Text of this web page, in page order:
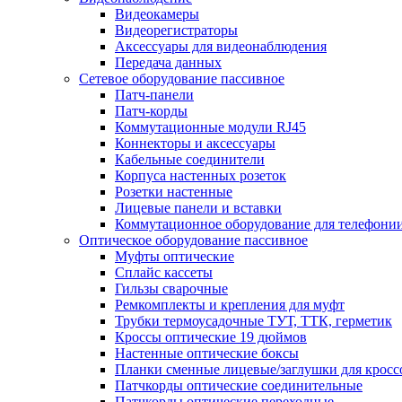
Видеокамеры
Видеорегистраторы
Аксессуары для видеонаблюдения
Передача данных
Сетевое оборудование пассивное
Патч-панели
Патч-корды
Коммутационные модули RJ45
Коннекторы и аксессуары
Кабельные соединители
Корпуса настенных розеток
Розетки настенные
Лицевые панели и вставки
Коммутационное оборудование для
Оптическое оборудование пассивное
Муфты оптические
Сплайс кассеты
Гильзы сварочные
Ремкомплекты и крепления для муфт
Трубки термоусадочные ТУТ, ТТК, герметик
Кроссы оптические 19 дюймов
Настенные оптические боксы
Планки сменные лицевые/заглушки для
Патчкорды оптические соединительные